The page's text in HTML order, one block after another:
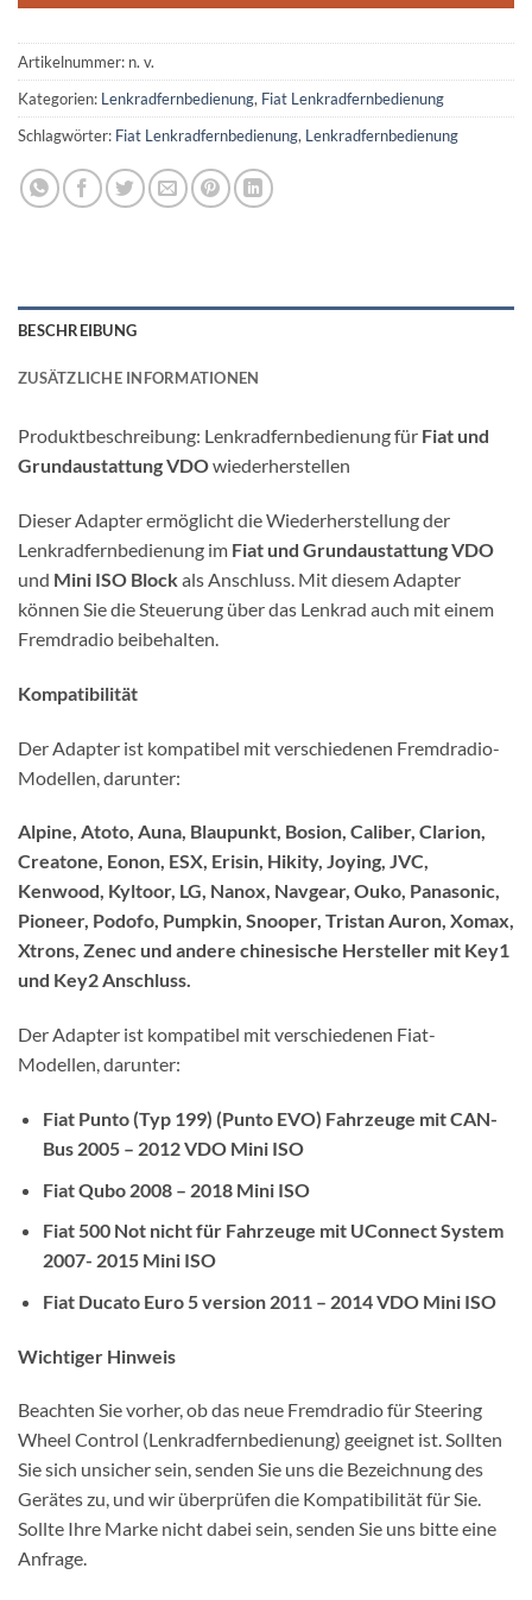
Artikelnummer: n. v.
Kategorien: Lenkradfernbedienung, Fiat Lenkradfernbedienung
Schlagwörter: Fiat Lenkradfernbedienung, Lenkradfernbedienung
BESCHREIBUNG
ZUSÄTZLICHE INFORMATIONEN
Produktbeschreibung: Lenkradfernbedienung für Fiat und
Grundaustattung VDOwiederherstellen
Dieser Adapter ermöglicht die Wiederherstellung der
Lenkradfernbedienung im Fiat und Grundaustattung VDO
und Mini ISO Blockals Anschluss. Mit diesem Adapter
können Sie die Steuerung über das Lenkrad auch mit einem
Fremdradio beibehalten.
Kompatibilität
Der Adapter ist kompatibel mit verschiedenen Fremdradio-
Modellen, darunter:
Alpine, Atoto, Auna, Blaupunkt, Bosion, Caliber, Clarion,
Creatone, Eonon, ESX, Erisin, Hikity, Joying, JVC,
Kenwood, Kyltoor, LG, Nanox, Navgear, Ouko, Panasonic,
Pioneer, Podofo, Pumpkin, Snooper, Tristan Auron, Xomax,
Xtrons, Zenec und andere chinesische Hersteller mit Key1
und Key2 Anschluss.
Der Adapter ist kompatibel mit verschiedenen Fiat-
Modellen, darunter:
Fiat Punto (Typ 199) (Punto EVO) Fahrzeuge mit CAN-
Bus 2005 – 2012 VDO Mini ISO
Fiat Qubo 2008 – 2018 Mini ISO
Fiat 500 Not nicht für Fahrzeuge mit UConnect System
2007- 2015 Mini ISO
Fiat Ducato Euro 5 version 2011 – 2014 VDO Mini ISO
Wichtiger Hinweis
Beachten Sie vorher, ob das neue Fremdradio für Steering
Wheel Control (Lenkradfernbedienung) geeignet ist. Sollten
Sie sich unsicher sein, senden Sie uns die Bezeichnung des
Gerätes zu, und wir überprüfen die Kompatibilität für Sie.
Sollte Ihre Marke nicht dabei sein, senden Sie uns bitte eine
Anfrage.